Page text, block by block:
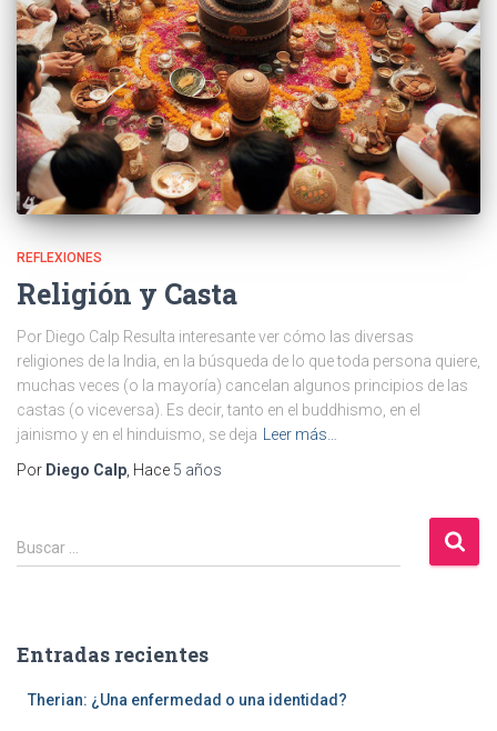
REFLEXIONES
Religión y Casta
Por Diego Calp Resulta interesante ver cómo las diversas
religiones de la India, en la búsqueda de lo que toda persona quiere,
muchas veces (o la mayoría) cancelan algunos principios de las
castas (o viceversa). Es decir, tanto en el buddhismo, en el
jainismo y en el hinduismo, se deja
Leer más…
Por Diego Calp , Hace 5 años
B
u
r
Buscar …
Entradas recientes
Therian: ¿Una enfermedad o una identidad?